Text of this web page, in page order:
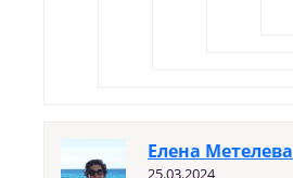
Елена Метелева
25.03.2024